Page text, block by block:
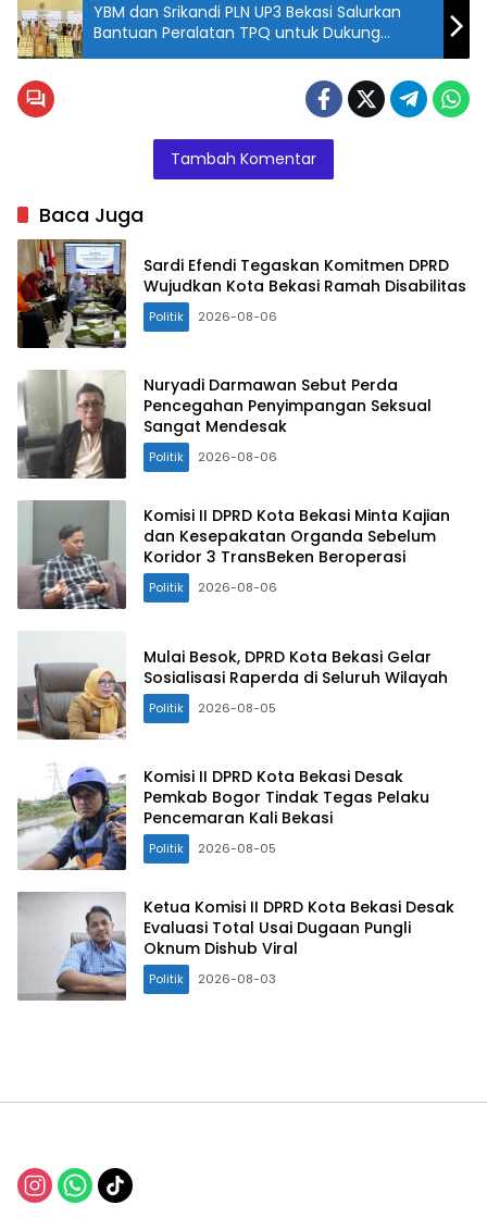
YBM dan Srikandi PLN UP3 Bekasi Salurkan
Bantuan Peralatan TPQ untuk Dukung
Sarana Belajar Mengajar
Tambah Komentar
Baca Juga
Sardi Efendi Tegaskan Komitmen DPRD
Wujudkan Kota Bekasi Ramah Disabilitas
Politik 2026-08-06
Nuryadi Darmawan Sebut Perda
Pencegahan Penyimpangan Seksual
Sangat Mendesak
Politik 2026-08-06
Komisi II DPRD Kota Bekasi Minta Kajian
dan Kesepakatan Organda Sebelum
Koridor 3 TransBeken Beroperasi
Politik 2026-08-06
Mulai Besok, DPRD Kota Bekasi Gelar
Sosialisasi Raperda di Seluruh Wilayah
Politik 2026-08-05
Komisi II DPRD Kota Bekasi Desak
Pemkab Bogor Tindak Tegas Pelaku
Pencemaran Kali Bekasi
Politik 2026-08-05
Ketua Komisi II DPRD Kota Bekasi Desak
Evaluasi Total Usai Dugaan Pungli
Oknum Dishub Viral
Politik 2026-08-03